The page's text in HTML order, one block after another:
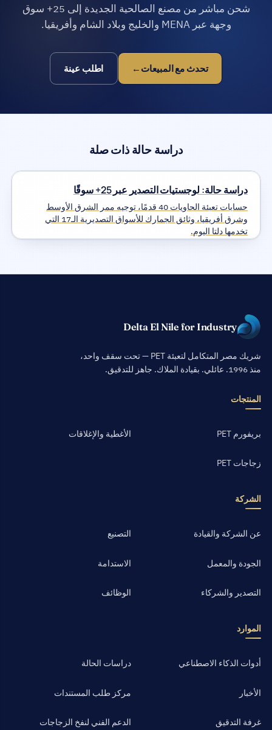
شحن مباشر من مصنع الصالحية الجديدة إلى 25+ سوق
وجهة عبر MENA والخليج وبلاد الشام وأفريقيا.
تحدث مع المبيعات اطلب عينة
دراسة حالة ذات صلة
دراسة حالة: لوجستيات التصدير عبر 25+ سوقًا
حسابات تعبئة الحاويات 40 قدمًا، توجيه ممر الشرق الأوسط
وشرق أفريقيا، وثائق الجمارك للأسواق التصديرية الـ17 التي
تخدمها دلتا اليوم.
Delta El Nile for Industry
شريك مصر المتكامل لتعبئة PET — تحت سقف واحد،
منذ 1996. عائلي. بقيادة الملاك. جاهز للتدقيق.
المنتجات
بريفورم PET الأغطية والإغلاقات
زجاجات PET
الشركة
عن الشركة والقيادة التصنيع
الجودة والمعمل الاستدامة
التصدير والشركاء الوظائف
الموارد
أدوات الذكاء الاصطناعي دراسات الحالة
الأخبار مركز طلب المستندات
غرفة التدقيق الدعم الفني لنفخ الزجاجات